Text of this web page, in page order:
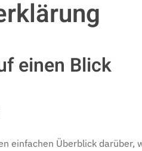
einen Blick
einfachen Überblick